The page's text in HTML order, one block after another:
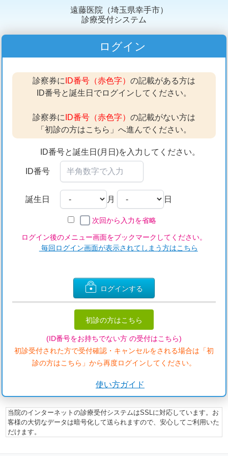
遠藤医院（埼玉県幸手市）
診療受付システム
ログイン
診察券に ID番号（赤色字） の記載がある方は
ID番号と誕生日でログインしてください。
診察券に ID番号（赤色字） の記載がない方は
「初診の方はこちら」へ進んでください。
ID番号と誕生日(月日)を入力してください。
ID番号
誕生日 月 日
次回から入力を省略
ログイン後のメニュー画面をブックマークしてください。
毎回ログイン画面が表示されてしまう方はこちら
ログインする
初診の方はこちら
(ID番号をお持ちでない方 の受付はこちら)
初診受付された方で受付確認・キャンセルをされる場合は「初
診の方はこちら」から再度ログインしてください。
使い方ガイド
当院のインターネットの診療受付システムはSSLに対応しています。お
客様の大切なデータは暗号化して送られますので、安心してご利用いた
だけます。